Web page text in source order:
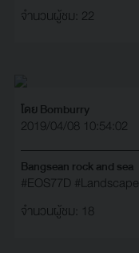
จำนวนผู้ชม: 22
โดย Bomburry
2019/04/08 10:54:02
Bangsean rock and sea
#EOS77D #Landscape
จำนวนผู้ชม: 18